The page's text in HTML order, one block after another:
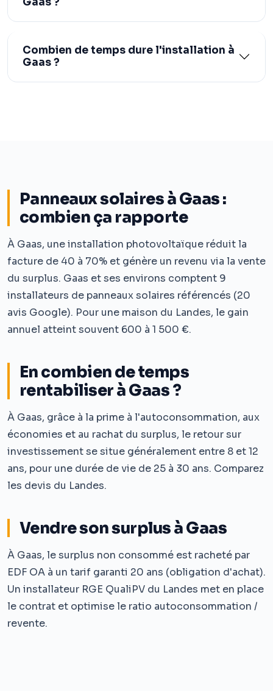
Panneaux solaires à Gaas :
combien ça rapporte
À Gaas, une installation photovoltaïque réduit la
facture de 40 à 70% et génère un revenu via la vente
du surplus. Gaas et ses environs comptent 9
installateurs de panneaux solaires référencés (20
avis Google). Pour une maison du Landes, le gain
annuel atteint souvent 600 à 1 500 €.
En combien de temps
rentabiliser à Gaas ?
À Gaas, grâce à la prime à l'autoconsommation, aux
économies et au rachat du surplus, le retour sur
investissement se situe généralement entre 8 et 12
ans, pour une durée de vie de 25 à 30 ans. Comparez
les devis du Landes.
Vendre son surplus à Gaas
À Gaas, le surplus non consommé est racheté par
EDF OA à un tarif garanti 20 ans (obligation d'achat).
Un installateur RGE QualiPV du Landes met en place
le contrat et optimise le ratio autoconsommation /
revente.
Combien de temps dure l'installation à
Gaas ?